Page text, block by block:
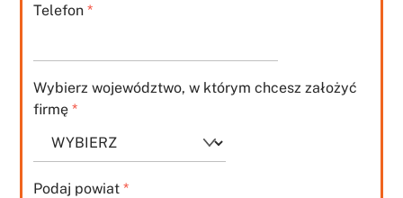
Telefon*
Wybierz województwo, w którym chcesz założyć
firmę*
Podaj powiat*